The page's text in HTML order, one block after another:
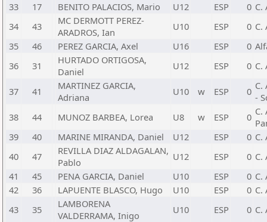
33
17 BENITO PALACIOS, Mario U12 ESP 0 C.
34
43
MC DERMOTT PEREZ-
ARADROS, Ian
U10 ESP 0 C.
35
46 PEREZ GARCIA, Axel U16 ESP 0
36
31
HURTADO ORTIGOSA,
Daniel
U12 ESP 0 C.
37 41
MARTINEZ GARCIA,
Adriana
U10 w ESP 0 C.
-
38
44 MUNOZ BARBEA, Lorea U8 w ESP 0 C.
39
40 MARINE MIRANDA, Daniel U12 ESP 0 C.
40
47
REVILLA DIAZ ALDAGALAN,
Pablo
U12 ESP 0 C.
41
45 PENA GARCIA, Daniel U10 ESP 0 C.
42
36 LAPUENTE BLASCO, Hugo U10 ESP 0 C.
43
35
LAMBORENA
VALDERRAMA, Inigo
U10 ESP 0 C.